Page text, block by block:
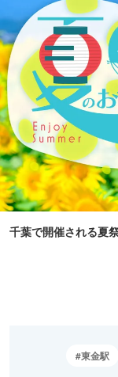
千葉で開催される夏
東金駅